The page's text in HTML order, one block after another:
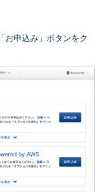
お申込み」ボタンをク